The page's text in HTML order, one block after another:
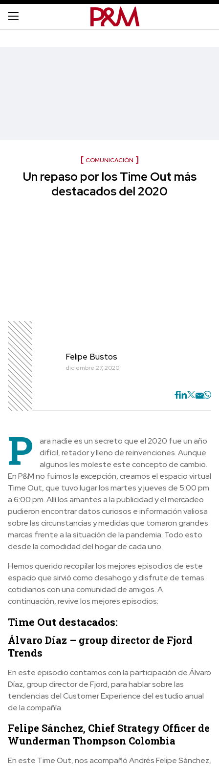
COMUNICACIÓN
Un repaso por los Time Out más
destacados del 2020
Felipe Bustos
diciembre 27, 2020
P
ara nadie es un secreto que el 2020 fue un año
difícil, retador y lleno de reinvenciones. Aunque
algunos les moleste este concepto de cambio.
En P&M no fuimos la excepción, creamos el espacio virtual
Time Out, que tuvo lugar los martes y jueves de 5:00 pm
a 6:00 pm. Allí los amantes a la publicidad y el mercadeo
pudieron encontrar datos curiosos e información valiosa
sobre las circunstancias y medidas que tomaron grandes
marcas frente a la situación de la pandemia. Todo esto
desde la comodidad del hogar de cada uno.
Hemos querido recopilar los mejores episodios de este
espacio que sirvió como desahogo y disfrute de temas
cotidianos con una comunidad de amigos. A
continuación, revive los mejores episodios:
Time Out destacados:
Álvaro Díaz – group director de Fjord
Trends
En este episodio contamos con la participación de Álvaro
Díaz, group director de Fjord, para hablar sobre las
tendencias del Customer Experience del estudio anual
de la compañía.
Felipe Sánchez, Chief Strategy Officer de
Wunderman Thompson Colombia
En este Time Out, nos acompañó Andrés Felipe Sánchez,